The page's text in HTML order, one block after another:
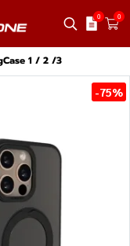
0 0
1 / 2 /3
-75%